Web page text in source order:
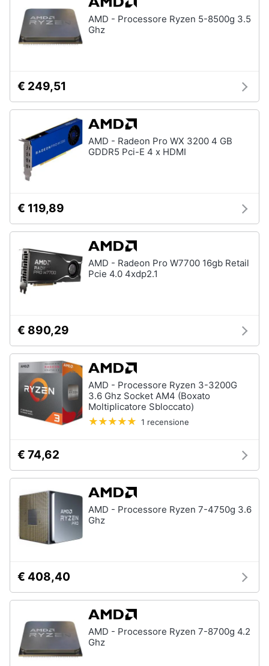
Festività
ricorrenze
Servizi
Assistenza
clienti
Esci
AMD - Processore Ryzen 5-8500g 3.5
Ghz
€ 249,51
AMD - Radeon Pro WX 3200 4 GB
GDDR5 Pci-E 4 x HDMI
€ 119,89
AMD - Radeon Pro W7700 16gb Retail
Pcie 4.0 4xdp2.1
€ 890,29
AMD - Processore Ryzen 3-3200G
3.6 Ghz Socket AM4 (Boxato
Moltiplicatore Sbloccato)
1 recensione
€ 74,62
AMD - Processore Ryzen 7-4750g 3.6
Ghz
€ 408,40
AMD - Processore Ryzen 7-8700g 4.2
Ghz